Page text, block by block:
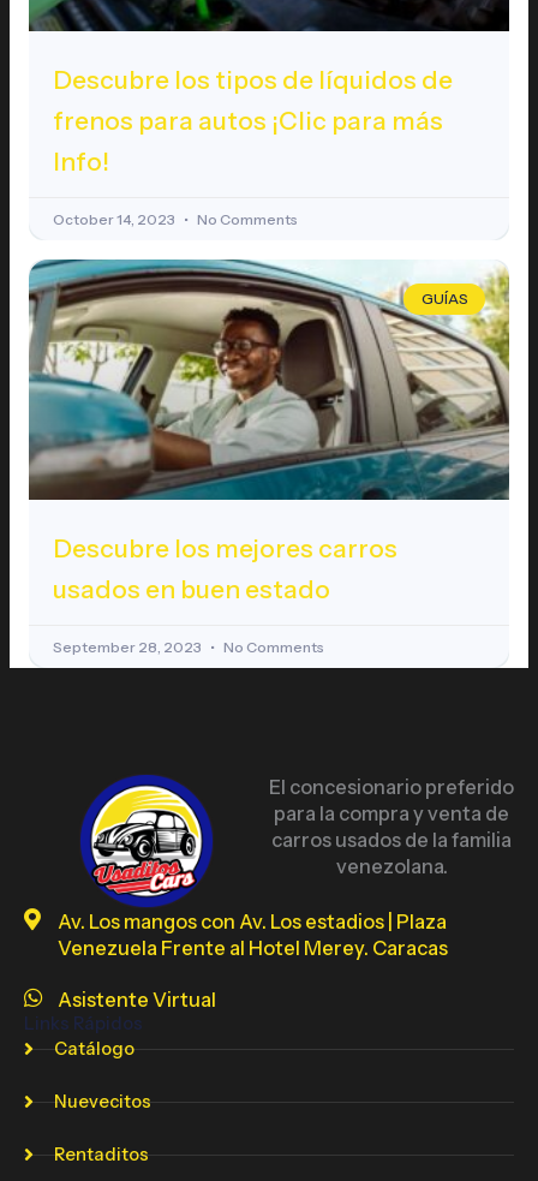
Descubre los tipos de líquidos de
frenos para autos ¡Clic para más
Info!
October 14, 2023 No Comments
GUÍAS
Descubre los mejores carros
usados en buen estado
September 28, 2023 No Comments
El concesionario preferido
para la compra y venta de
carros usados de la familia
venezolana.
Av. Los mangos con Av. Los estadios | Plaza
Venezuela Frente al Hotel Merey. Caracas
Asistente Virtual
Links Rápidos
Catálogo
Nuevecitos
Rentaditos